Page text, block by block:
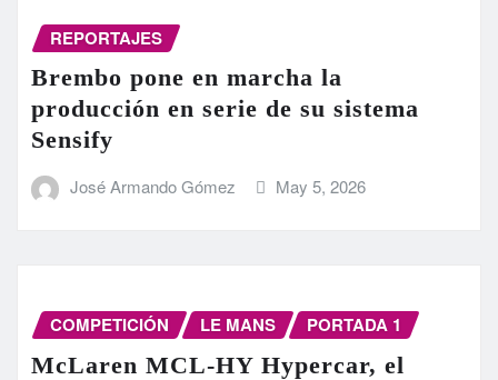
REPORTAJES
Brembo pone en marcha la
producción en serie de su sistema
Sensify
José Armando Gómez May 5, 2026
COMPETICIÓN LE MANS PORTADA 1
McLaren MCL-HY Hypercar, el